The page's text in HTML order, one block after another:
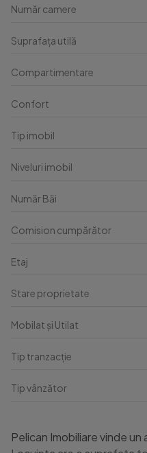
Număr camere
Suprafața utilă
Compartimentare
Confort
Tip imobil
Niveluri imobil
Număr Băi
Comision cumpărător
Etaj
Stare proprietate
Mobilat și Utilat
Tip tranzacție
Tip vânzător
Pelican Imobiliare vinde